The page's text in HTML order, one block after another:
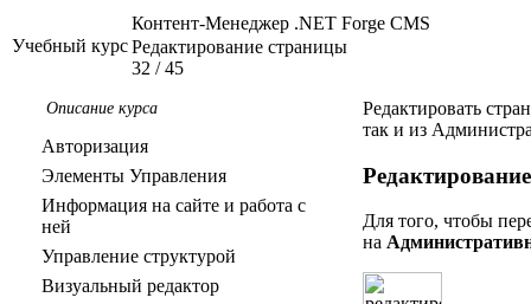
Учебный курс
Контент-Менеджер .NET Forge CMS
Редактирование страницы
32 /45
Описание курса
Авторизация
Элементы Управления
Информация на сайте и работа с
ней
Управление структурой
Визуальный редактор
Редактировать
так и из
Для того, чтобы
на